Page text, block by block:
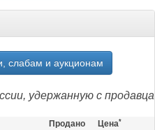
слабам и аукционам
удержанную с продавца
Продано Цена*